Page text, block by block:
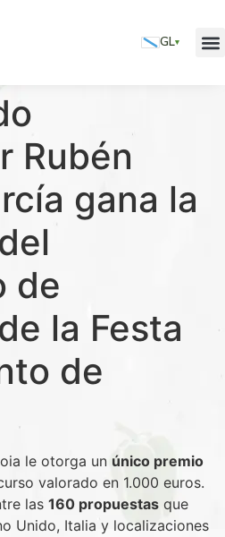
GL▾
Rubén
gana la
de
la Festa
de
le otorga un único premio
valorado en 1.000 euros.
las 160 propuestas que
Unido, Italia y localizaciones